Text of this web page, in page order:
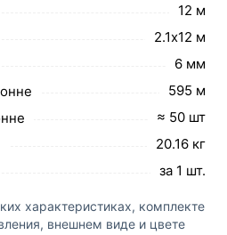
12 м
2.1х12 м
6 мм
595 м
≈ 50 шт
20.16 кг
за 1 шт.
характеристиках, комплекте
внешнем виде и цвете